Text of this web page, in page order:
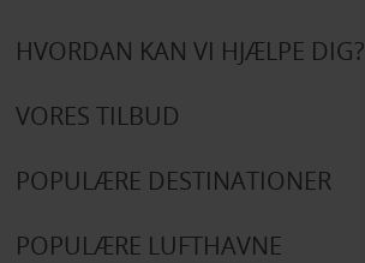
HVORDAN KAN VI HJÆLPE DIG?
VORES TILBUD
POPULÆRE DESTINATIONER
POPULÆRE LUFTHAVNE